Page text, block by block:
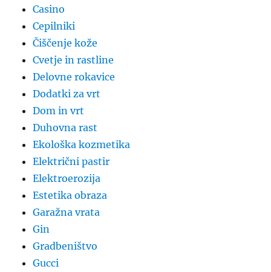
Casino
Cepilniki
Čiščenje kože
Cvetje in rastline
Delovne rokavice
Dodatki za vrt
Dom in vrt
Duhovna rast
Ekološka kozmetika
Električni pastir
Elektroerozija
Estetika obraza
Garažna vrata
Gin
Gradbeništvo
Gucci